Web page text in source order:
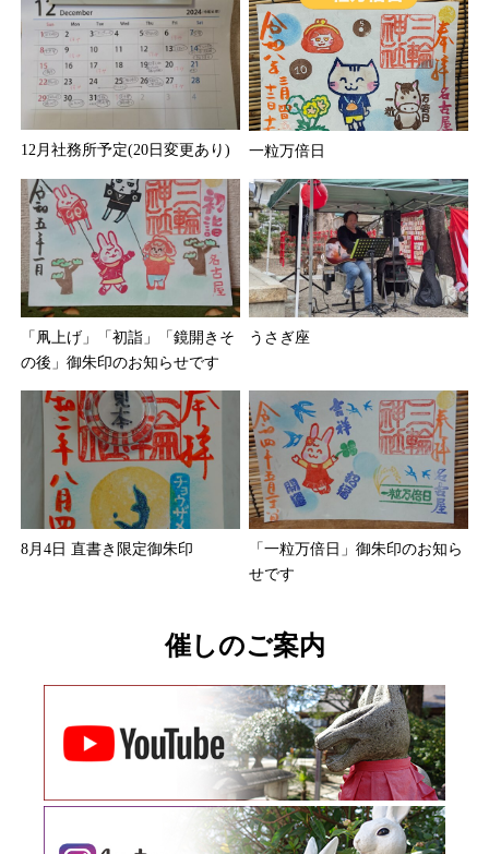
12月社務所予定(20日変更あり) 一粒万倍日
「凧上げ」「初詣」「鏡開きそ
の後」御朱印のお知らせです
うさぎ座
8月4日 直書き限定御朱印
「一粒万倍日」御朱印のお知ら
せです
催しのご案内